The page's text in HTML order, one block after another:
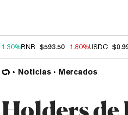
1.30%BNB $593.50 -1.80%USDC
Noticias Mercados